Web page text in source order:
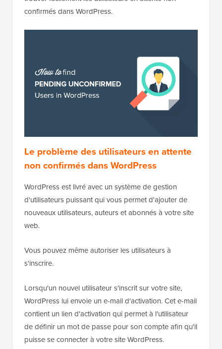
confirmés dans WordPress.
Le problème des utilisateurs en attente
non confirmés dans WordPress
WordPress est livré avec un système de gestion
d'utilisateurs puissant qui vous permet d'ajouter de
nouveaux utilisateurs, auteurs et abonnés à votre site
web.
Vous pouvez même autoriser les utilisateurs à
s'inscrire.
Lorsqu'un nouvel utilisateur s'inscrit sur votre site,
WordPress lui envoie un e-mail d'activation. Cet e-mail
contient un lien d'activation qui permet à l'utilisateur
de définir un mot de passe pour son compte afin qu'il
puisse se connecter à votre site WordPress.